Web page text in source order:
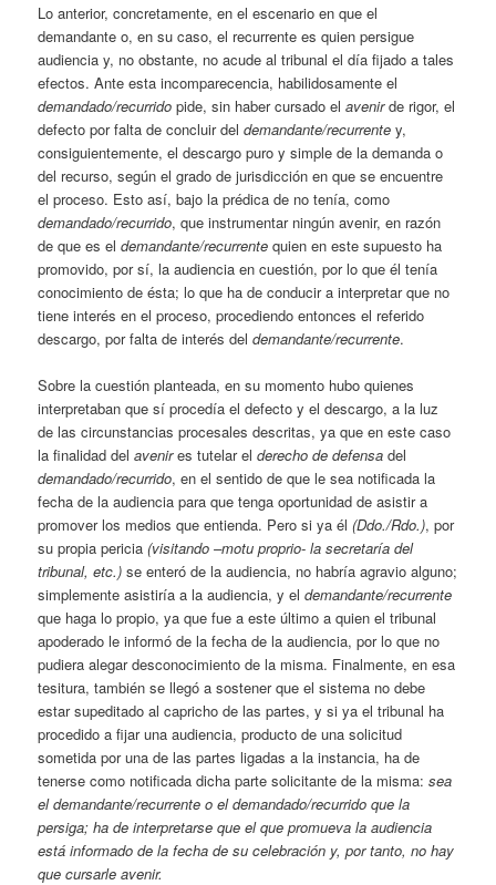
Lo anterior, concretamente, en el escenario en que el
demandante o, en su caso, el recurrente es quien persigue
audiencia y, no obstante, no acude al tribunal el día fijado a tales
efectos. Ante esta incomparecencia, habilidosamente el
demandado/recurrido pide, sin haber cursado elavenirde rigor, el
defecto por falta de concluir deldemandante/recurrente y,
consiguientemente, el descargo puro y simple de la demanda o
del recurso, según el grado de jurisdicción en que se encuentre
el proceso. Esto así, bajo la prédica de no tenía, como
demandado/recurrido, que instrumentar ningún avenir, en razón
de que es eldemandante/recurrente quien en este supuesto ha
promovido, por sí, la audiencia en cuestión, por lo que él tenía
conocimiento de ésta; lo que ha de conducir a interpretar que no
tiene interés en el proceso, procediendo entonces el referido
descargo, por falta de interés deldemandante/recurrente.
Sobre la cuestión planteada, en su momento hubo quienes
interpretaban que sí procedía el defecto y el descargo, a la luz
de las circunstancias procesales descritas, ya que en este caso
la finalidad delavenires tutelar elderecho de defensa del
demandado/recurrido, en el sentido de que le sea notificada la
fecha de la audiencia para que tenga oportunidad de asistir a
promover los medios que entienda. Pero si ya él(Ddo./Rdo.), por
su propia pericia(visitando –motu proprio- la secretaría del
tribunal, etc.) se enteró de la audiencia, no habría agravio alguno;
simplemente asistiría a la audiencia, y eldemandante/recurrente
que haga lo propio, ya que fue a este último a quien el tribunal
apoderado le informó de la fecha de la audiencia, por lo que no
pudiera alegar desconocimiento de la misma. Finalmente, en esa
tesitura, también se llegó a sostener que el sistema no debe
estar supeditado al capricho de las partes, y si ya el tribunal ha
procedido a fijar una audiencia, producto de una solicitud
sometida por una de las partes ligadas a la instancia, ha de
tenerse como notificada dicha parte solicitante de la misma:sea
el demandante/recurrente o el demandado/recurrido que la
persiga; ha de interpretarse que el que promueva la audiencia
está informado de la fecha de su celebración y, por tanto, no hay
que cursarle avenir.